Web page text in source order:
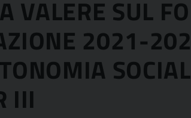
VALERE SUL
2021-
III